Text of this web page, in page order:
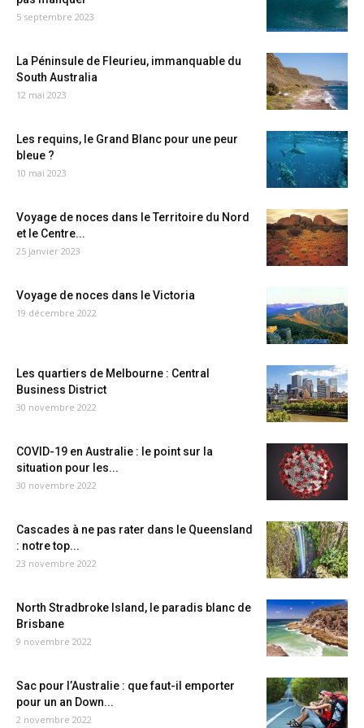
5 septembre 2023
La Péninsule de Fleurieu, immanquable du
South Australia
12 mai 2023
Les requins, le Grand Blanc pour une peur
bleue ?
10 mai 2023
Voyage de noces dans le Territoire du Nord
et le Centre...
25 janvier 2023
Voyage de noces dans le Victoria
19 décembre 2022
Les quartiers de Melbourne : Central
Business District
30 novembre 2022
COVID-19 en Australie : le point sur la
situation pour les...
30 novembre 2022
Cascades à ne pas rater dans le Queensland
: notre top...
23 novembre 2022
North Stradbroke Island, le paradis blanc de
Brisbane
9 novembre 2022
Sac pour l’Australie : que faut-il emporter
pour un an Down...
2 novembre 2022